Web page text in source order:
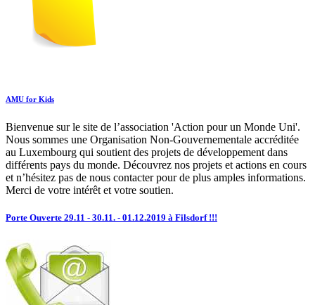
AMU for Kids
Bienvenue sur le site de l’association 'Action pour un Monde Uni'.
Nous sommes une Organisation Non-Gouvernementale accréditée
au Luxembourg qui soutient des projets de développement dans
différents pays du monde. Découvrez nos projets et actions en cours
et n’hésitez pas de nous contacter pour de plus amples informations.
Merci de votre intérêt et votre soutien.
Porte Ouverte 29.11 - 30.11. - 01.12.2019 à Filsdorf !!!